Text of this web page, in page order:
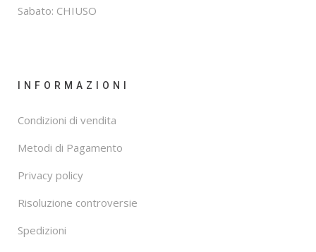
Sabato: CHIUSO
INFORMAZIONI
Condizioni di vendita
Metodi di Pagamento
Privacy policy
Risoluzione controversie
Spedizioni